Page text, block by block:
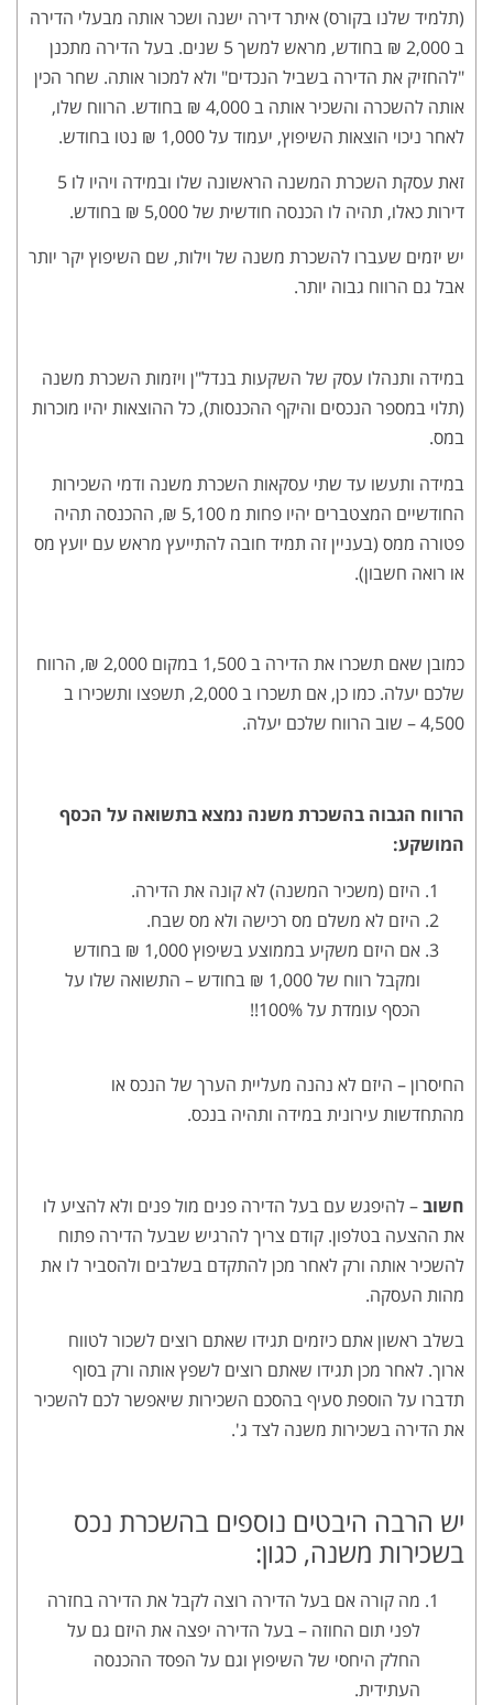
(תלמיד שלנו בקורס) איתר דירה ישנה ושכר אותה מבעלי הדירה
ב 2,000 ₪ בחודש, מראש למשך 5 שנים. בעל הדירה מתכנן
"להחזיק את הדירה בשביל הנכדים" ולא למכור אותה. שחר הכין
אותה להשכרה והשכיר אותה ב 4,000 ₪ בחודש. הרווח שלו,
לאחר ניכוי הוצאות השיפוץ, יעמוד על 1,000 ₪ נטו בחודש.
זאת עסקת השכרת המשנה הראשונה שלו ובמידה ויהיו לו 5
דירות כאלו, תהיה לו הכנסה חודשית של 5,000 ₪ בחודש.
יש יזמים שעברו להשכרת משנה של וילות, שם השיפוץ יקר יותר
אבל גם הרווח גבוה יותר.
במידה ותנהלו עסק של השקעות בנדל"ן ויזמות השכרת משנה
(תלוי במספר הנכסים והיקף ההכנסות), כל ההוצאות יהיו מוכרות
במס.
במידה ותעשו עד שתי עסקאות השכרת משנה ודמי השכירות
החודשיים המצטברים יהיו פחות מ 5,100 ₪, ההכנסה תהיה
פטורה ממס (בעניין זה תמיד חובה להתייעץ מראש עם יועץ מס
או רואה חשבון).
כמובן שאם תשכרו את הדירה ב 1,500 במקום 2,000 ₪, הרווח
שלכם יעלה. כמו כן, אם תשכרו ב 2,000, תשפצו ותשכירו ב
4,500 – שוב הרווח שלכם יעלה.
הרווח הגבוה בהשכרת משנה נמצא בתשואה על הכסף
המושקע:
היזם (משכיר המשנה) לא קונה את הדירה.
היזם לא משלם מס רכישה ולא מס שבח.
אם היזם משקיע בממוצע בשיפוץ 1,000 ₪ בחודש
ומקבל רווח של 1,000 ₪ בחודש – התשואה שלו על
הכסף עומדת על 100%!!
החיסרון – היזם לא נהנה מעליית הערך של הנכס או
מהתחדשות עירונית במידה ותהיה בנכס.
חשוב– להיפגש עם בעל הדירה פנים מול פנים ולא להציע לו
את ההצעה בטלפון. קודם צריך להרגיש שבעל הדירה פתוח
להשכיר אותה ורק לאחר מכן להתקדם בשלבים ולהסביר לו את
מהות העסקה.
בשלב ראשון אתם כיזמים תגידו שאתם רוצים לשכור לטווח
ארוך. לאחר מכן תגידו שאתם רוצים לשפץ אותה ורק בסוף
תדברו על הוספת סעיף בהסכם השכירות שיאפשר לכם להשכיר
את הדירה בשכירות משנה לצד ג'.
יש הרבה היבטים נוספים בהשכרת נכס
בשכירות משנה, כגון:
מה קורה אם בעל הדירה רוצה לקבל את הדירה בחזרה
לפני תום החוזה – בעל הדירה יפצה את היזם גם על
החלק היחסי של השיפוץ וגם על הפסד ההכנסה
העתידית.